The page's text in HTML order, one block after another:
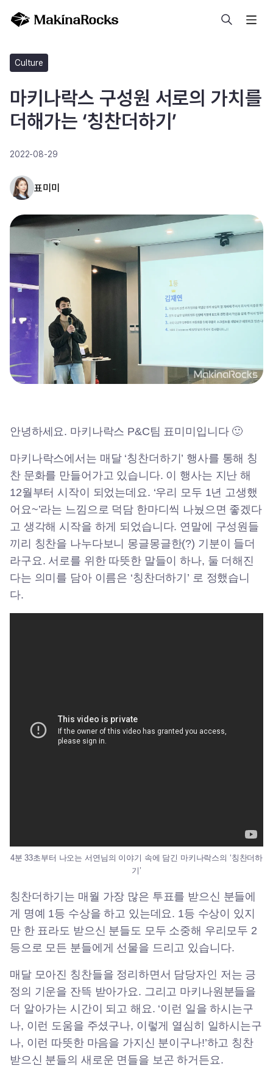
Culture
마키나락스 구성원 서로의 가치를
더해가는 ‘칭찬더하기’
2022-08-29
표미미
안녕하세요. 마키나락스 P&C팀 표미미입니다 🙂
마키나락스에서는 매달 ‘칭찬더하기’ 행사를 통해 칭
찬 문화를 만들어가고 있습니다. 이 행사는 지난 해
12월부터 시작이 되었는데요. ‘우리 모두 1년 고생했
어요~’라는 느낌으로 덕담 한마디씩 나눴으면 좋겠다
고 생각해 시작을 하게 되었습니다. 연말에 구성원들
끼리 칭찬을 나누다보니 몽글몽글한(?) 기분이 들더
라구요. 서로를 위한 따뜻한 말들이 하나, 둘 더해진
다는 의미를 담아 이름은 ‘칭찬더하기’ 로 정했습니
다.
4분 33초부터 나오는 서연님의 이야기 속에 담긴 마키나락스의 ‘칭찬더하
기’
칭찬더하기는 매월 가장 많은 투표를 받으신 분들에
게 명예 1등 수상을 하고 있는데요. 1등 수상이 있지
만 한 표라도 받으신 분들도 모두 소중해 우리모두 2
등으로 모든 분들에게 선물을 드리고 있습니다.
매달 모아진 칭찬들을 정리하면서 담당자인 저는 긍
정의 기운을 잔뜩 받아가요. 그리고 마키나원분들을
더 알아가는 시간이 되고 해요. ‘이런 일을 하시는구
나, 이런 도움을 주셨구나, 이렇게 열심히 일하시는구
나, 이런 따뜻한 마음을 가지신 분이구나!’하고 칭찬
받으신 분들의 새로운 면들을 보곤 하거든요.